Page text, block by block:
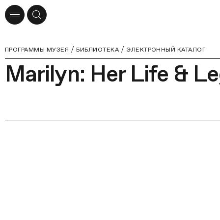
ПРОГРАММЫ МУЗЕЯ БИБЛИОТЕКА ЭЛЕКТРОННЫЙ КАТАЛОГ
Marilyn: Her Life &